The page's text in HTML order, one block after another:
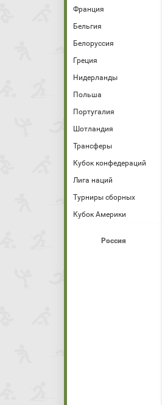
Франция
Бельгия
Белоруссия
Греция
Нидерланды
Польша
Португалия
Шотландия
Трансферы
Кубок конфедераций
Лига наций
Турниры сборных
Кубок Америки
Россия